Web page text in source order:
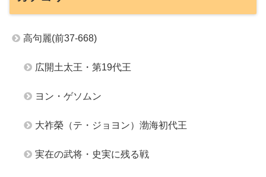
高句麗(前37-668)
広開土太王・第19代王
ヨン・ゲソムン
大祚榮（テ・ジョヨン）渤海初代王
実在の武将・史実に残る戦